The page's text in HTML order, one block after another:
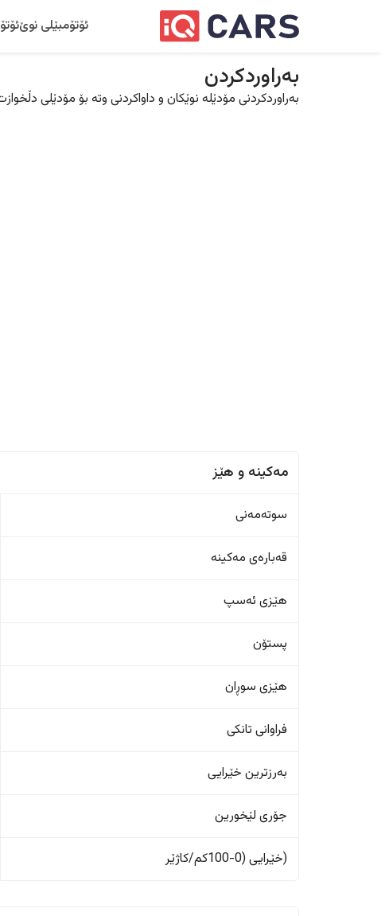
ئۆتۆمبێلی نوێ
بەراوردکردن
بەراوردکردنی مۆدێلە نوێکان و داواکردنی وتە بۆ مۆدێلی
مەکینە و هێز
سوتەمەنی
قەبارەی مەکینە
هێزی ئەسپ
پستۆن
هێزی سوڕان
فراوانی تانکی
بەرزترین خێرایی
جۆری لێخورین
(خێرایی (0-100کم/کاژێر